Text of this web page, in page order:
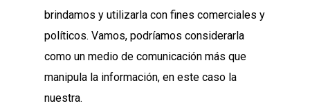
brindamos y utilizarla con fines comerciales y
políticos. Vamos, podríamos considerarla
como un medio de comunicación más que
manipula la información, en este caso la
nuestra.